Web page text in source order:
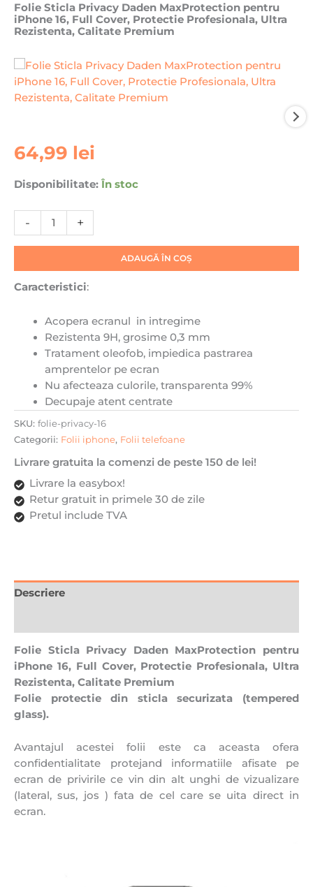
Folie Sticla Privacy Daden MaxProtection pentru
iPhone 16, Full Cover, Protectie Profesionala, Ultra
Rezistenta, Calitate Premium
64,99 lei
Disponibilitate: În stoc
-
Cantitate
Folie
Privacy
Daden
MaxProtection
16,
Full
Protectie
Profesionala,
Ultra
Rezistenta,
Calitate
Premium
+
ADAUGĂ ÎN COȘ
Caracteristici:
Acopera ecranul in intregime
Rezistenta 9H, grosime 0,3 mm
Tratament oleofob, impiedica pastrarea
amprentelor pe ecran
Nu afecteaza culorile, transparenta 99%
Decupaje atent centrate
SKU: folie-privacy-16
Categorii: Folii iphone, Folii telefoane
Livrare gratuita la comenzi de peste 150 de lei!
Livrare la easybox!
Retur gratuit in primele 30 de zile
Pretul include TVA
Descriere
Folie Sticla Privacy Daden MaxProtection pentru
iPhone 16, Full Cover, Protectie Profesionala, Ultra
Rezistenta, Calitate Premium
Folie protectie din sticla securizata (tempered
glass).
Avantajul acestei folii este ca aceasta ofera
confidentialitate protejand informatiile afisate pe
ecran de privirile ce vin din alt unghi de vizualizare
(lateral, sus, jos ) fata de cel care se uita direct in
ecran.